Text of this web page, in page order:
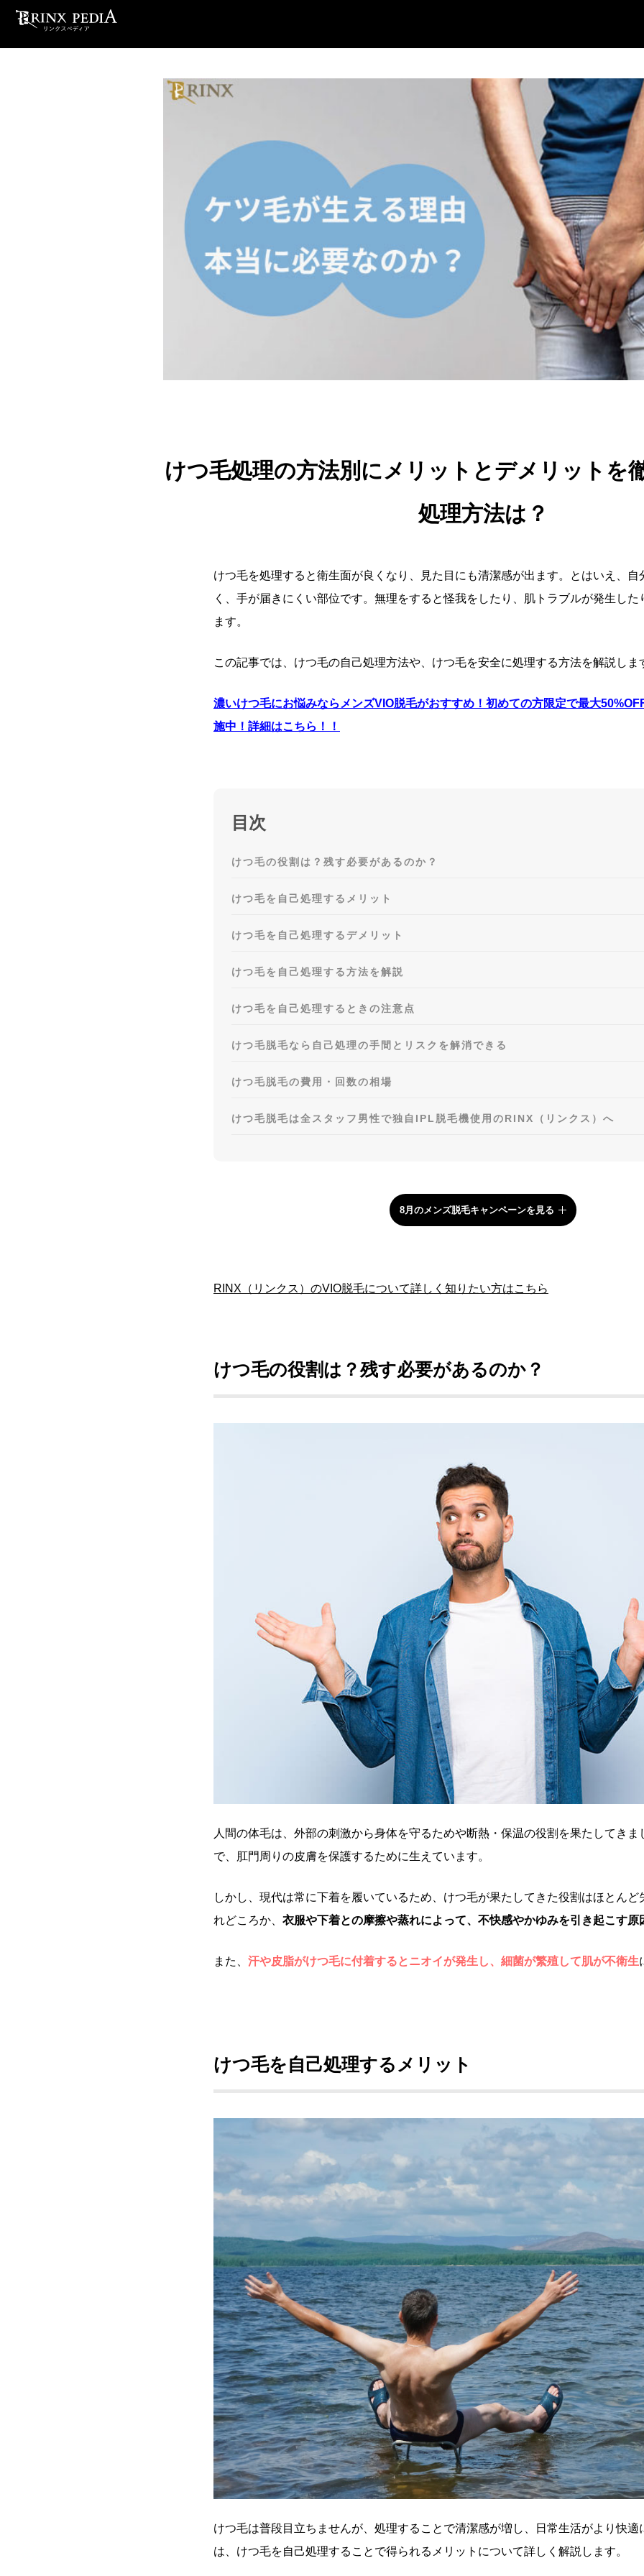
けつ毛処理の方法別にメリットとデメリットを
処理方法は？
けつ毛を処理すると衛生面が良くなり、見た目にも清潔感が出ます。とはいえ、自
く、手が届きにくい部位です。無理をすると怪我をしたり、肌トラブルが発生した
ます。
この記事では、けつ毛の自己処理方法や、けつ毛を安全に処理する方法を解説しま
濃いけつ毛にお悩みならメンズVIO脱毛がおすすめ！ 初めての方限定で最大
施中！詳細はこちら！！
目次
けつ毛の役割は？残す必要があるのか？
けつ毛を自己処理するメリット
けつ毛を自己処理するデメリット
けつ毛を自己処理する方法を解説
けつ毛を自己処理するときの注意点
けつ毛脱毛なら自己処理の手間とリスクを解消できる
けつ毛脱毛の費用・回数の相場
けつ毛脱毛は全スタッフ男性で独自IPL脱毛機使用のRINX（リンクス）へ
8月のメンズ脱毛キャンペーンを見る
RINX（リンクス）のVIO脱毛について詳しく知りたい方はこちら
けつ毛の役割は？残す必要があるのか？
人間の体毛は、外部の刺激から身体を守るためや断熱・保温の役割を果たしてきま
で、肛門周りの皮膚を保護するために生えています。
しかし、現代は常に下着を履いているため、けつ毛が果たしてきた役割はほとんど
れどころか、 衣服や下着との摩擦や蒸れによって、不快感やかゆみを引き起こす原
また、 汗や皮脂がけつ毛に付着するとニオイが発生し、細菌が繁殖して肌が不衛生
けつ毛を自己処理するメリット
けつ毛は普段目立ちませんが、処理することで清潔感が増し、日常生活がより快適
は、けつ毛を自己処理することで得られるメリットについて詳しく解説します。